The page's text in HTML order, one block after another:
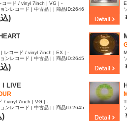
コード / vinyl 7inch | VG | -
ンレコード | 中古品 | | 商品ID:2646
)
| レコード / vinyl 7inch | EX | -
ンレコード | 中古品 | | 商品ID:2645
)
I LIVE
/ vinyl 7inch | VG | -
ンレコード | 中古品 | | 商品ID:2645
)